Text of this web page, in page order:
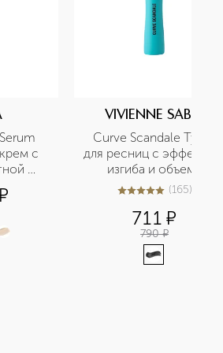
с
50
VIVIENNE SABO
Curve Scandale Тушь
для ресниц с эффектом
изгиба и объема
4.9из5165 (165)
711 ¤
790 ¤